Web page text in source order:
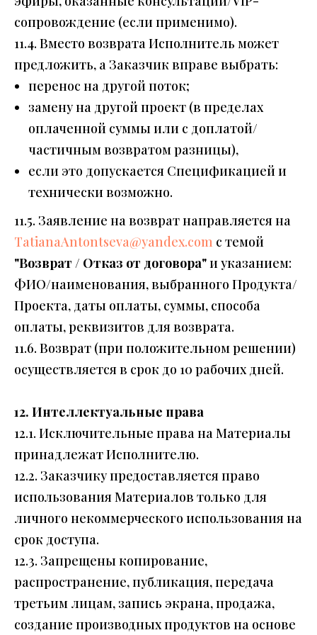
сопровождение (если применимо).
11.4. Вместо возврата Исполнитель может
предложить, а Заказчик вправе выбрать:
перенос на другой поток;
замену на другой проект (в пределах
оплаченной суммы или с доплатой/
частичным возвратом разницы),
если это допускается Спецификацией и
технически возможно.
11.5. Заявление на возврат направляется на
TatianaAntontseva@yandex.com с темой
"Возврат / Отказ от договора"и указанием:
ФИО/наименования, выбранного Продукта/
Проекта, даты оплаты, суммы, способа
оплаты, реквизитов для возврата.
11.6. Возврат (при положительном решении)
осуществляется в срок до 10 рабочих дней.
12. Интеллектуальные права
12.1. Исключительные права на Материалы
принадлежат Исполнителю.
12.2. Заказчику предоставляется право
использования Материалов только для
личного некоммерческого использования на
срок доступа.
12.3. Запрещены копирование,
распространение, публикация, передача
третьим лицам, запись экрана, продажа,
создание производных продуктов на основе